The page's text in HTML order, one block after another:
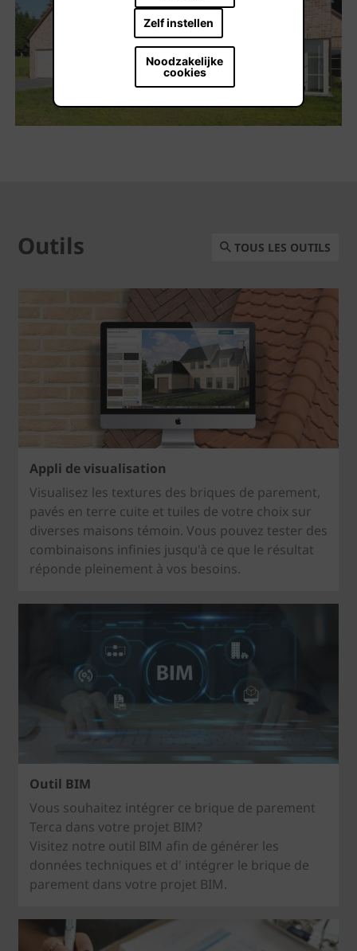
Zelf instellen
Noodzakelijke
cookies
Outils TOUS LES OUTILS
Appli de visualisation
Visualisez les textures des briques de parement,
pavés en terre cuite et tuiles de votre choix sur
diverses maisons témoin. Vous pouvez tester des
combinaisons infinies jusqu'à ce que le résultat
réponde pleinement à vos besoins.
Outil BIM
Vous souhaitez intégrer ce brique de parement
Terca dans votre projet BIM?
Visitez notre outil BIM afin de générer les
données techniques et d' intégrer le brique de
parement dans votre projet BIM.